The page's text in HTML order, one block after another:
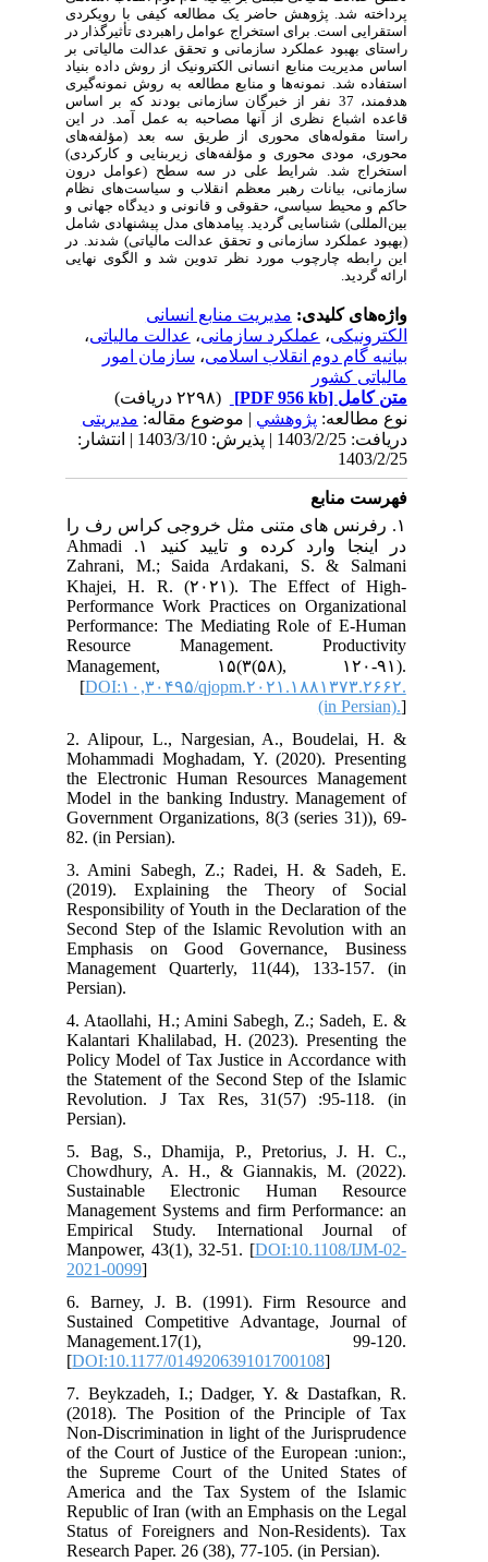
پرداخته شد.پژوهش حاضر یک مطالعه کیفی با رویکردی
استقرایی است.برای استخراجعوامل راهبردی تأثیرگذار در
راستای بهبود عملکرد سازمانی و تحقق عدالت مالیاتی بر
اساس مدیریت منابع انسانی الکترونیکاز روش داده بنیاد
استفاده شد. نمونه‌ها و منابع مطالعهبه روش نمونه‌گیری
هدفمند
، 37 نفر از خبرگان سازمانی بودند که بر اساس
قاعده اشباع نظری از آنها مصاحبه به عمل آمد. در این
راستا مقوله‌های محوری از طریق سه بعد (مؤلفه‌های
محوری، مودی محوری و مؤلفه‌های زیربنایی و کارکردی)
استخراج شد. شرایط علی در سه سطح (عوامل درون
سازمانی، بیانات رهبر معظم انقلاب و سیاست‌های نظام
حاکم و محیط سیاسی، حقوقی و قانونی و دیدگاه جهانی و
بین‌المللی) شناسایی گردید. پیامدهای مدل پیشنهادی شامل
(بهبود عملکرد سازمانی و تحقق عدالت مالیاتی) شدند. در
این رابطه چارچوب مورد نظر تدوین شد و الگوی نهایی
ارائه گردید.
واژه‌های کلیدی:مدیریت منابع انسانی
الکترونیکی،عملکرد سازمانی،عدالت مالیاتی،
بیانیه گام دوم انقلاب اسلامی،سازمان امور
مالیاتی کشور
متن کامل[PDF 956 kb]
نوع مطالعه:پژوهشي| موضوع مقاله:مدیریتی
دریافت: 1403/2/25 | پذیرش: 1403/3/10 | انتشار:
1403/2/25
فهرست منابع
۱. رفرنس های متنی مثل خروجی کراس رف را
در اینجا وارد کرده و تایید کنید ۱. Ahmadi
Zahrani, M.; Saida Ardakani, S. & Salmani
Khajei, H. R. (۲۰۲۱). The Effect of High-
Performance Work Practices on Organizational
Performance: The Mediating Role of E-Human
Resource Management. Productivity
Management, ۱۵(۳(۵۸), ۱۲۰-۹۱).
[DOI:۱۰,۳۰۴۹۵/qjopm.۲۰۲۱.۱۸۸۱۳۷۳.۲۶۶۲.
(in Persian).
2. Alipour, L., Nargesian, A., Boudelai, H. &
Mohammadi Moghadam, Y. (2020). Presenting
the Electronic Human Resources Management
Model in the banking Industry. Management of
Government Organizations, 8(3 (series 31)), 69-
82. (in Persian).
3. Amini Sabegh, Z.; Radei, H. & Sadeh, E.
(2019). Explaining the Theory of Social
Responsibility of Youth in the Declaration of the
Second Step of the Islamic Revolution with an
Emphasis on Good Governance, Business
Management Quarterly, 11(44), 133-157. (in
Persian).
4. Ataollahi, H.; Amini Sabegh, Z.; Sadeh, E. &
Kalantari Khalilabad, H. (2023). Presenting the
Policy Model of Tax Justice in Accordance with
the Statement of the Second Step of the Islamic
Revolution. J Tax Res, 31(57) :95-118. (in
Persian).
5. Bag, S., Dhamija, P., Pretorius, J. H. C.,
Chowdhury, A. H., & Giannakis, M. (2022).
Sustainable Electronic Human Resource
Management Systems and firm Performance: an
Empirical Study. International Journal of
Manpower, 43(1), 32-51.‏ [DOI:10.1108/IJM-02-
2021-0099
6. Barney, J. B. (1991). Firm Resource and
Sustained Competitive Advantage, Journal of
Management.17(1), 99-120.
[DOI:10.1177/014920639101700108
7. Beykzadeh, I.; Dadger, Y. & Dastafkan, R.
(2018). The Position of the Principle of Tax
Non-Discrimination in light of the Jurisprudence
of the Court of Justice of the European :union:,
the Supreme Court of the United States of
America and the Tax System of the Islamic
Republic of Iran (with an Emphasis on the Legal
Status of Foreigners and Non-Residents). Tax
Research Paper. 26 (38), 77-105. (in Persian).